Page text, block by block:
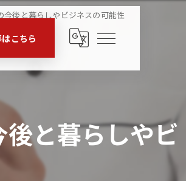
後と暮らしやビジネスの可能性
こちら
と暮らしやビ